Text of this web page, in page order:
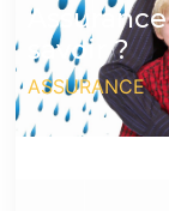
savoir ?
ASSURANCE